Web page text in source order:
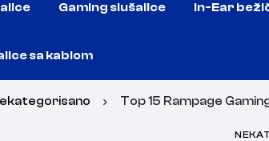
Gaming slušalice In-Ear
sa kablom
Top 15 Rampage